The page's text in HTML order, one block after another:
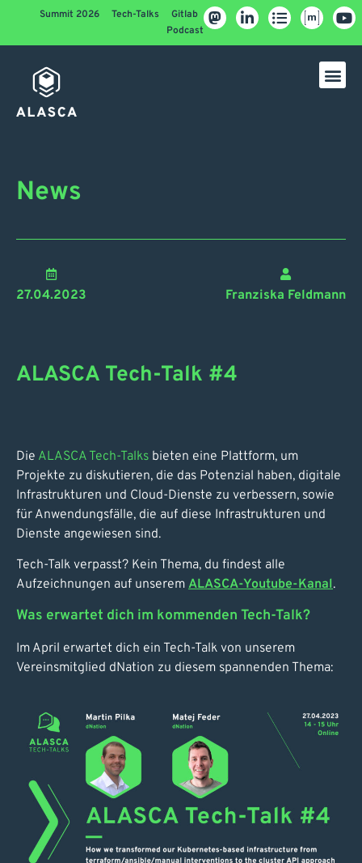
Summit 2026 Tech-Talks
Gitlab
Podcast
News
27.04.2023 Franziska Feldmann
ALASCA Tech-Talk #4
Die ALASCA Tech-Talks bieten eine Plattform, um
Projekte zu diskutieren, die das Potenzial haben, digitale
Infrastrukturen und Cloud-Dienste zu verbessern, sowie
für Anwendungsfälle, die auf diese Infrastrukturen und
Dienste angewiesen sind.
Tech-Talk verpasst? Kein Thema, du findest alle
Aufzeichnungen auf unserem ALASCA-Youtube-Kanal.
Was erwartet dich im kommenden Tech-Talk?
Im April erwartet dich ein Tech-Talk von unserem
Vereinsmitglied dNation zu diesem spannenden Thema: